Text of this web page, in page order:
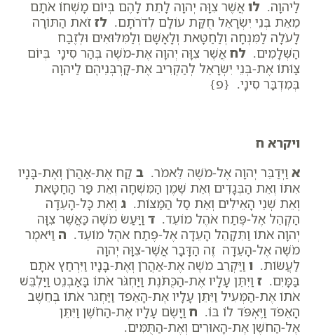
לַיהוָה. לו אֲשֶׁר צִוָּה יְהוָה לָתֵת לָהֶם בְּיוֹם מָשְׁחוֹ אֹתָם
מֵאֵת בְּנֵי יִשְׂרָאֵל חֻקַּת עוֹלָם לְדֹרֹתָם. לז זֹאת הַתּוֹרָה
לָעֹלָה לַמִּנְחָה וְלַחַטָּאת וְלָאָשָׁם וְלַמִּלּוּאִים וּלְזֶבַח
הַשְּׁלָמִים. לח אֲשֶׁר צִוָּה יְהוָה אֶת-מֹשֶׁה בְּהַר סִינָי בְּיוֹם
צַוֹּתוֹ אֶת-בְּנֵי יִשְׂרָאֵל לְהַקְרִיב אֶת-קָרְבְּנֵיהֶם לַיהוָה
בְּמִדְבַּר סִינָי. {פ}
ויקרא ח
א וַיְדַבֵּר יְהוָה אֶל-מֹשֶׁה לֵּאמֹר. ב קַח אֶת-אַהֲרֹן וְאֶת-בָּנָיו
אִתּוֹ וְאֵת הַבְּגָדִים וְאֵת שֶׁמֶן הַמִּשְׁחָה וְאֵת פַּר הַחַטָּאת
וְאֵת שְׁנֵי הָאֵילִים וְאֵת סַל הַמַּצּוֹת. ג וְאֵת כָּל-הָעֵדָה
הַקְהֵל אֶל-פֶּתַח אֹהֶל מוֹעֵד. ד וַיַּעַשׂ מֹשֶׁה כַּאֲשֶׁר צִוָּה
יְהוָה אֹתוֹ וַתִּקָּהֵל הָעֵדָה אֶל-פֶּתַח אֹהֶל מוֹעֵד. ה וַיֹּאמֶר
מֹשֶׁה אֶל-הָעֵדָה זֶה הַדָּבָר אֲשֶׁר-צִוָּה יְהוָה
לַעֲשׂוֹת. ו וַיַּקְרֵב מֹשֶׁה אֶת-אַהֲרֹן וְאֶת-בָּנָיו וַיִּרְחַץ אֹתָם
בַּמָּיִם. ז וַיִּתֵּן עָלָיו אֶת-הַכֻּתֹּנֶת וַיַּחְגֹּר אֹתוֹ בָּאַבְנֵט וַיַּלְבֵּשׁ
אֹתוֹ אֶת-הַמְּעִיל וַיִּתֵּן עָלָיו אֶת-הָאֵפֹד וַיַּחְגֹּר אֹתוֹ בְּחֵשֶׁב
הָאֵפֹד וַיֶּאְפֹּד לוֹ בּוֹ. ח וַיָּשֶׂם עָלָיו אֶת-הַחֹשֶׁן וַיִּתֵּן
אֶל-הַחֹשֶׁן אֶת-הָאוּרִים וְאֶת-הַתֻּמִּים.